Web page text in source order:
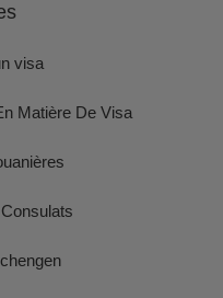
visa
Matière De Visa